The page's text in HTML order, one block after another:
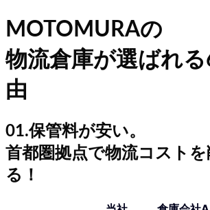
MOTOMURAの
物流倉庫が選ばれ
由
01.保管料が安い。
首都圏拠点で物流コストを
る！